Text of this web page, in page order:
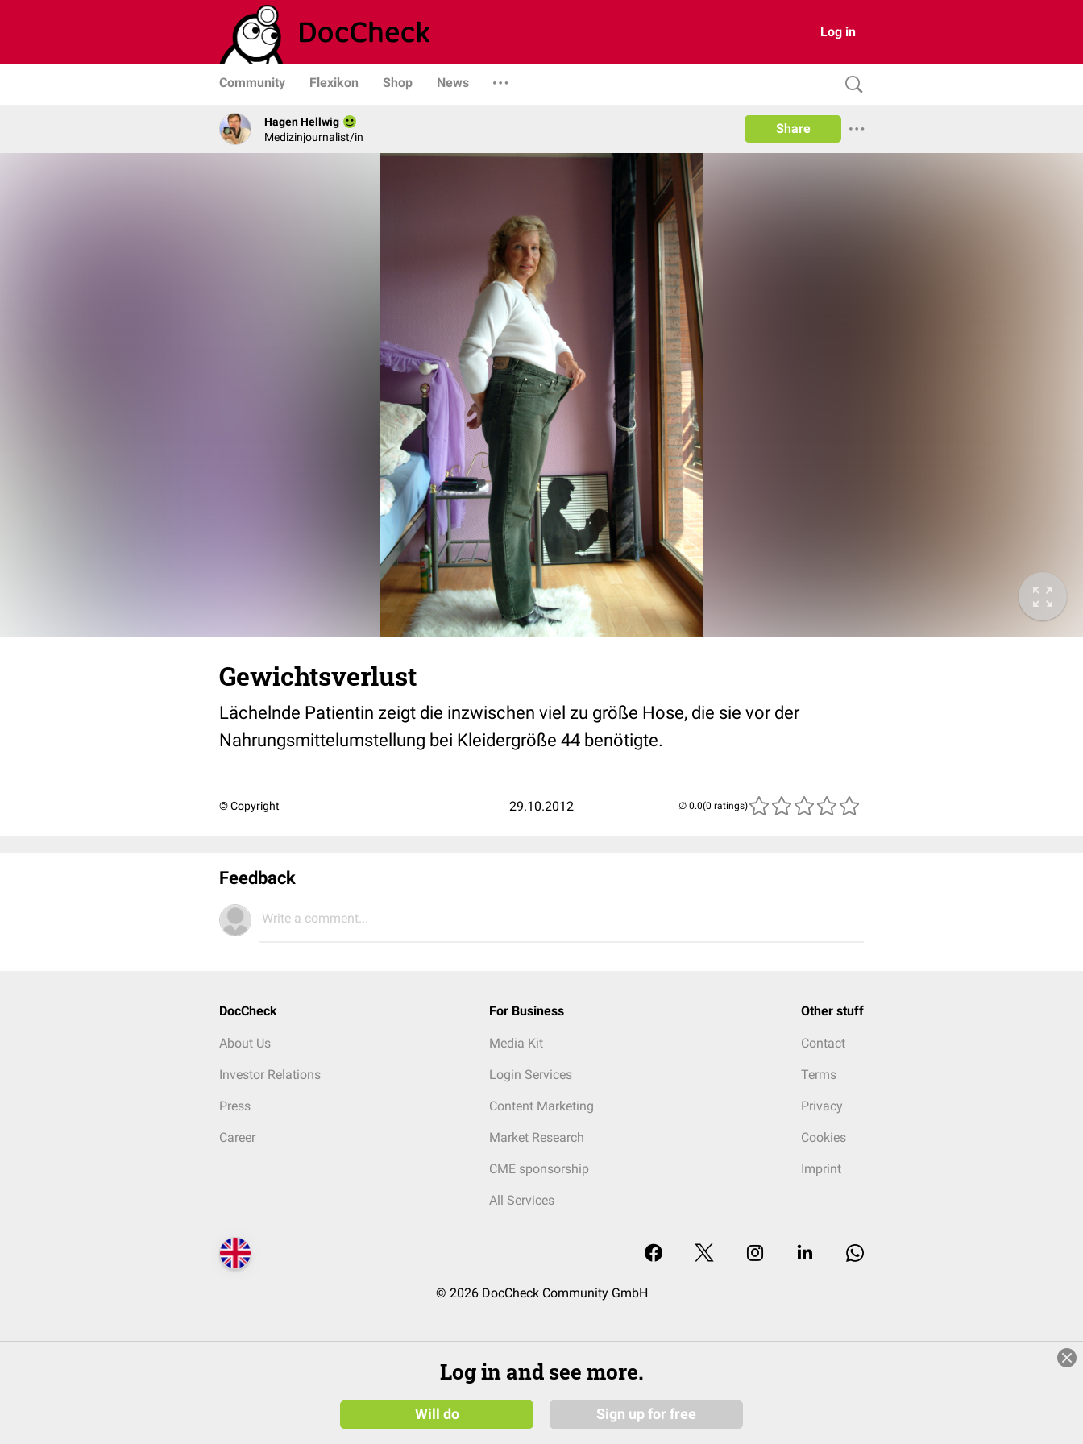
Log in
Community Flexikon Shop News
Hagen Hellwig
Medizinjournalist/in
Share
Gewichtsverlust
Lächelnde Patientin zeigt die inzwischen viel zu größe Hose, die sie vor der
Nahrungsmittelumstellung bei Kleidergröße 44 benötigte.
© Copyright 29.10.2012 (0 ratings)
Feedback
Write a comment...
DocCheck
About Us
Investor Relations
Press
Career
For Business
Media Kit
Login Services
Content Marketing
Market Research
CME sponsorship
All Services
Other stuff
Contact
Terms
Privacy
Cookies
Imprint
© 2026 DocCheck Community GmbH
Log in and see more.
Will do Sign up for free